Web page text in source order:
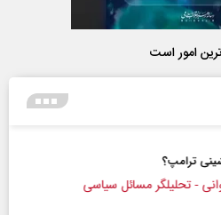
امور است
ترامپ؟
تحلیلگر مسائل سیاسی